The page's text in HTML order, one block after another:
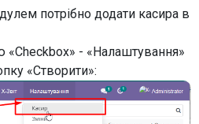
потрібно додати касира в
- «Налаштування»
«Створити»: